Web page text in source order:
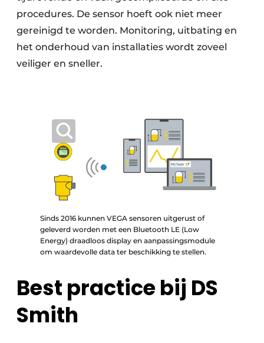
procedures. De sensor hoeft ook niet meer
gereinigd te worden. Monitoring, uitbating en
het onderhoud van installaties wordt zoveel
veiliger en sneller.
Sinds 2016 kunnen VEGA sensoren uitgerust of
geleverd worden met een Bluetooth LE (Low
Energy) draadloos display en aanpassingsmodule
om waardevolle data ter beschikking te stellen.
Best practice bij DS
Smith